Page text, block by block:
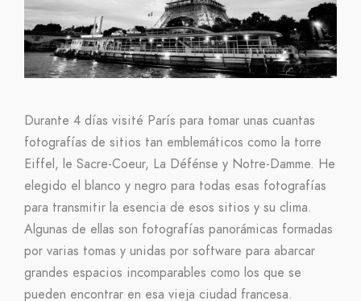
Durante 4 días visité París para tomar unas cuantas
fotografías de sitios tan emblemáticos como la torre
Eiffel, le Sacre-Coeur, La Défénse y Notre-Damme. He
elegido el blanco y negro para todas esas fotografías
para transmitir la esencia de esos sitios y su clima.
Algunas de ellas son fotografías panorámicas formadas
por varias tomas y unidas por software para abarcar
grandes espacios incomparables como los que se
pueden encontrar en esa vieja ciudad francesa.